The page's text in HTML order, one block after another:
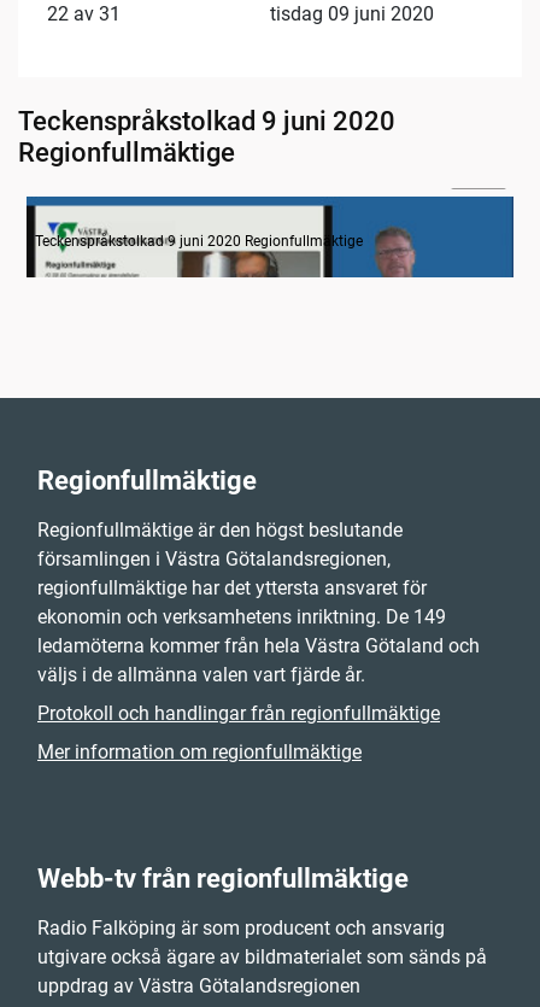
22 av 31 tisdag 09 juni 2020
Teckenspråkstolkad 9 juni 2020
Regionfullmäktige
Information
Teckenspråkstolkad 9 juni 2020 Regionfullmäktige
Regionfullmäktige
Regionfullmäktige är den högst beslutande
församlingen i Västra Götalandsregionen,
regionfullmäktige har det yttersta ansvaret för
ekonomin och verksamhetens inriktning. De 149
ledamöterna kommer från hela Västra Götaland och
väljs i de allmänna valen vart fjärde år.
Protokoll och handlingar från regionfullmäktige
Mer information om regionfullmäktige
Webb-tv från regionfullmäktige
Radio Falköping är som producent och ansvarig
utgivare också ägare av bildmaterialet som sänds på
uppdrag av Västra Götalandsregionen